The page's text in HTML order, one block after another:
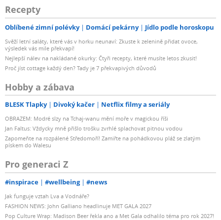
Recepty
Oblíbené zimní polévky Domácí pekárny Jídlo podle horoskopu
Svěží letní saláty, které vás v horku neunaví: Zkuste k zelenině přidat ovoce,
výsledek vás mile překvapí!
Nejlepší nálev na nakládané okurky: Čtyři recepty, které musíte letos zkusit!
Proč jíst cottage každý den? Tady je 7 překvapivých důvodů
Hobby a zábava
BLESK Tlapky Divoký kačer Netflix filmy a seriály
OBRAZEM: Modré slzy na Tchaj-wanu mění moře v magickou říši
Jan Faltus: Vždycky mně přišlo trošku zvrhlé splachovat pitnou vodou
Zapomeňte na rozpálené Středomoří! Zamiřte na pohádkovou pláž se zlatým
pískem do Walesu
Pro generaci Z
#inspirace #wellbeing #news
Jak funguje vztah Lva a Vodnáře?
FASHION NEWS: John Galliano headlinuje MET GALA 2027
Pop Culture Wrap: Madison Beer řekla ano a Met Gala odhalilo téma pro rok 2027!